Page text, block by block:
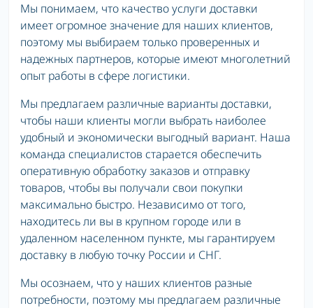
Мы понимаем, что качество услуги доставки
имеет огромное значение для наших клиентов,
поэтому мы выбираем только проверенных и
надежных партнеров, которые имеют многолетний
опыт работы в сфере логистики.
Мы предлагаем различные варианты доставки,
чтобы наши клиенты могли выбрать наиболее
удобный и экономически выгодный вариант. Наша
команда специалистов старается обеспечить
оперативную обработку заказов и отправку
товаров, чтобы вы получали свои покупки
максимально быстро. Независимо от того,
находитесь ли вы в крупном городе или в
удаленном населенном пункте, мы гарантируем
доставку в любую точку России и СНГ.
Мы осознаем, что у наших клиентов разные
потребности, поэтому мы предлагаем различные